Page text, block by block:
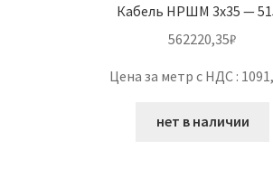
Кабель НРШМ 3х35 —
562220,35₽
Цена за метр с НДС :
нет в наличии